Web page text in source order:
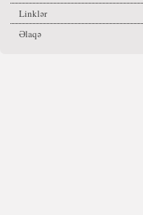
Linklər
Əlaqə